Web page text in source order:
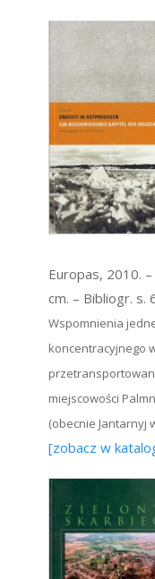
Europas, 2010.
cm. – Bibliogr.
Wspomnienia
koncentracyjnego
miejscowości
(obecnie Jantarnyj
[zobacz w